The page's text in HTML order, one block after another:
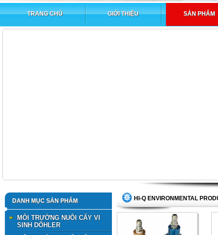
TRANG CHỦ GIỚI THIỆU SẢN PHẨM
DANH MỤC SẢN PHẨM
MÔI TRƯỜNG NUÔI CẤY VI
SINH DÖHLER
HI-Q ENVIRONMENTAL